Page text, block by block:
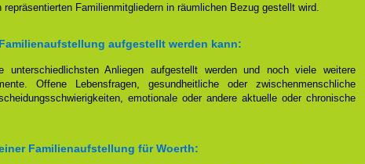
repräsentierten Familienmitgliedern in räumlichen Bezug gestellt wird.
aufgestellt werden kann:
unterschiedlichsten Anliegen aufgestellt werden und noch viele weitere
Offene Lebensfragen, gesundheitliche oder zwischenmenschliche
emotionale oder andere aktuelle oder chronische
Familienaufstellung für Woerth: